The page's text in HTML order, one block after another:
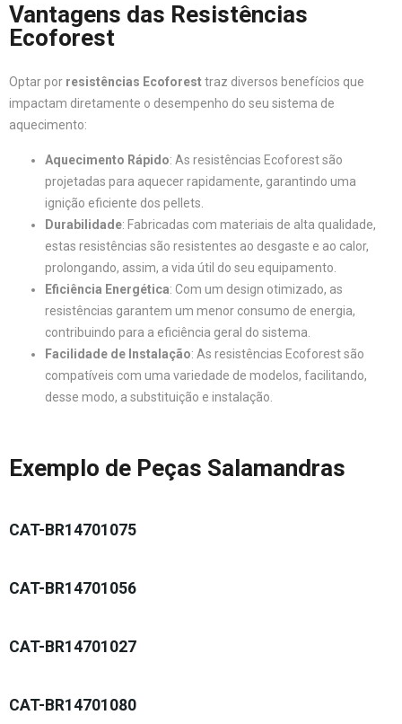
Vantagens das Resistências
Ecoforest
Optar por resistências Ecoforesttraz diversos benefícios que
impactam diretamente o desempenho do seu sistema de
aquecimento:
Aquecimento Rápido: As resistências Ecoforest são
projetadas para aquecer rapidamente, garantindo uma
ignição eficiente dos pellets.
Durabilidade: Fabricadas com materiais de alta qualidade,
estas resistências são resistentes ao desgaste e ao calor,
prolongando, assim, a vida útil do seu equipamento.
Eficiência Energética: Com um design otimizado, as
resistências garantem um menor consumo de energia,
contribuindo para a eficiência geral do sistema.
Facilidade de Instalação: As resistências Ecoforest são
compatíveis com uma variedade de modelos, facilitando,
desse modo, a substituição e instalação.
Exemplo de Peças Salamandras
CAT-BR14701075
CAT-BR14701056
CAT-BR14701027
CAT-BR14701080